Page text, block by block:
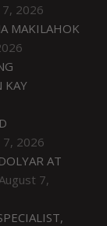
2026
MAKILAHOK
KAY
7, 2026
AT
August 7,